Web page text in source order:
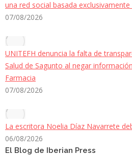
una red social basada
07/08/2026
UNITEFH denuncia la falta de
Salud de Sagunto al negar
Farmacia
07/08/2026
La escritora Noelia Díaz Navarrete
06/08/2026
El Blog de Iberian Press